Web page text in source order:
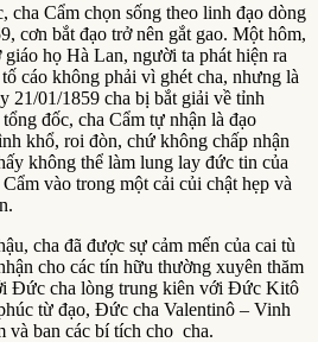
cha Cẩm chọn sống theo linh đạo dòng
cơn bắt đạo trở nên gắt gao. Một hôm,
họ Hà Lan, người ta phát hiện ra
cáo không phải vì ghét cha, nhưng là
21/01/1859 cha bị bắt giải về tỉnh
đốc, cha Cẩm tự nhận là đạo
khổ, roi đòn, chứ không chấp nhận
không thể làm lung lay đức tin của
vào trong một cải củi chật hẹp và
cha đã được sự cảm mến của cai tù
cho các tín hữu thường xuyên thăm
Đức cha lòng trung kiên với Đức Kitô
từ đạo, Đức cha Valentinô – Vinh
và ban các bí tích cho cha.